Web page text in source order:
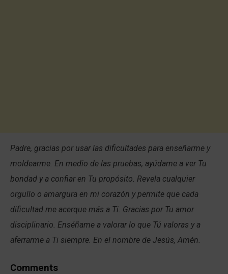
Padre, gracias por usar las dificultades para enseñarme y
moldearme. En medio de las pruebas, ayúdame a ver Tu
bondad y a confiar en Tu propósito. Revela cualquier
orgullo o amargura en mi corazón y permite que cada
dificultad me acerque más a Ti. Gracias por Tu amor
disciplinario. Enséñame a valorar lo que Tú valoras y a
aferrarme a Ti siempre. En el nombre de Jesús, Amén.
Comments